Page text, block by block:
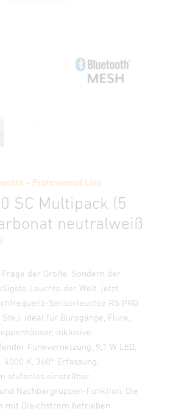
- Professional Line
SC Multipack (5
neutralweiß
der Größe. Sondern der
Leuchte der Welt, jetzt
Sensorleuchte RS PRO
ideal für Bürogänge, Flure,
inklusive
Funkvernetzung, 9,1 W LED,
K, 360° Erfassung,
stufenlos einstellbar,
Nachbargruppen-Funktion. Die
mit Gleichstrom betrieben